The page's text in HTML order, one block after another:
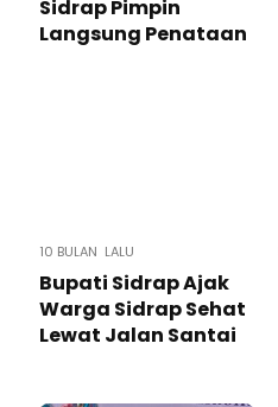
Sidrap Pimpin
Langsung Penataan
10 BULAN LALU
Bupati Sidrap Ajak
Warga Sidrap Sehat
Lewat Jalan Santai